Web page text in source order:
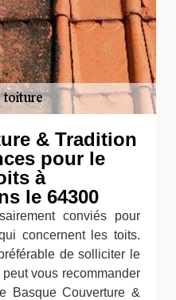
& Tradition
pour le
à
le 64300
conviés pour
concernent les toits.
de solliciter le
vous recommander
Basque Couverture &